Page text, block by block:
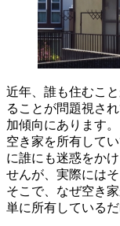
近年、誰も住むこ
ることが問題視さ
加傾向にあります。
空き家を所有して
に誰にも迷惑をか
せんが、実際には
そこで、なぜ空き
単に所有している